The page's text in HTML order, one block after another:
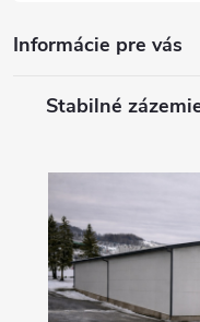
Informácie pre vás
Stabilné